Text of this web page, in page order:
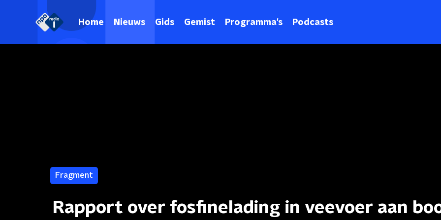
Home Nieuws Gids Gemist Programma's Podcasts
Fragment
Rapport over fosfinelading in veevoer aan